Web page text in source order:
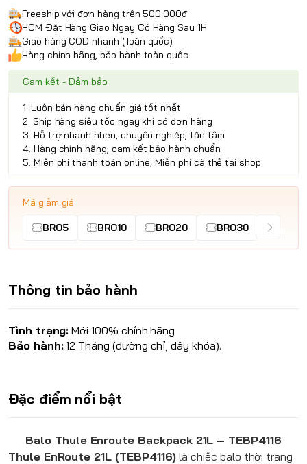
Freeship với đơn hàng trên 500.000đ
HCM Đặt Hàng Giao Ngay Có Hàng Sau 1H
Giao hàng COD nhanh (Toàn quốc)
Hàng chính hãng, bảo hành toàn quốc
Cam kết - Đảm bảo
1. Luôn bán hàng chuẩn giá tốt nhất
2. Ship hàng siêu tốc ngay khi có đơn hàng
3. Hỗ trợ nhanh nhẹn, chuyên nghiệp, tận tâm
4. Hàng chính hãng, cam kết bảo hành chuẩn
5. Miễn phí thanh toán online, Miễn phí cà thẻ tại shop
Mã giảm giá
BRO5 BRO10 BRO20 BRO30
Thông tin bảo hành
Tình trạng: Mới 100% chính hãng
Bảo hành:12 Tháng (đường chỉ, dây khóa).
Đặc điểm nổi bật
Balo Thule Enroute Backpack 21L – TEBP4116
Thule EnRoute 21L (TEBP4116) là chiếc balo thời trang